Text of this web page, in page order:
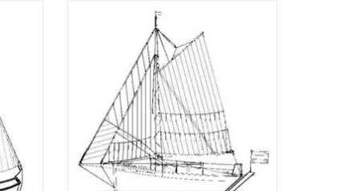
MBT Plezierjacht "Paul Eugene" (begin 20e
eeuw) - Bouwtekening Schaal 1 : 30
(10.06.008)
TOEVOEGEN AAN WINKELWAGEN